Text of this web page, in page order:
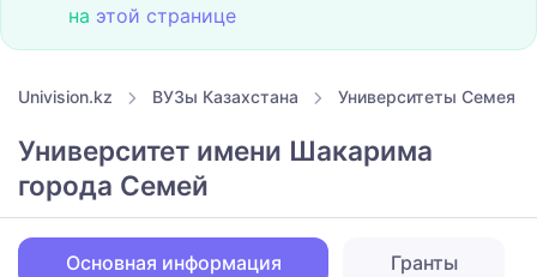
на этой странице
Univision.kz ВУЗы Казахстана Университеты Семея
Университет имени Шакарима
города Семей
Основная информация Гранты